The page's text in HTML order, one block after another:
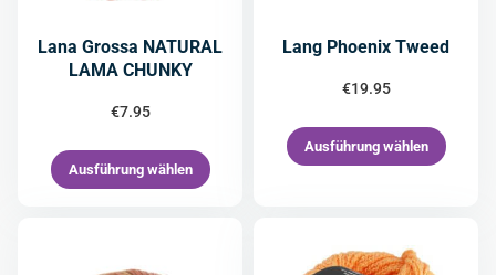
Lana Grossa NATURAL
LAMA CHUNKY
€7.95
Ausführung wählen
Lang Phoenix Tweed
€19.95
Ausführung wählen